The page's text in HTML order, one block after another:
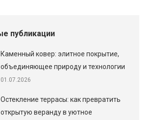
публикации
Каменный ковер: элитное покрытие,
объединяющее природу и технологии
01.07.2026
Остекление террасы: как превратить
открытую веранду в уютное